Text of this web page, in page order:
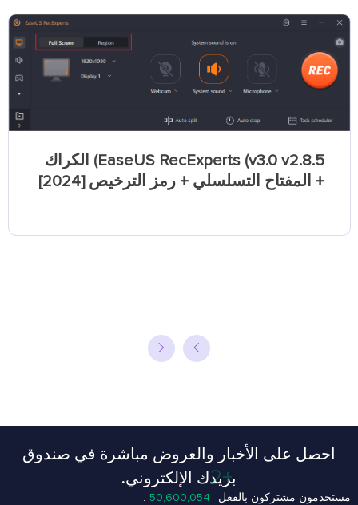
EaseUS RecExperts (v3.0 v2.8.5) الكراك
+ المفتاح التسلسلي + رمز الترخيص [2024]
احصل على الأخبار والعروض مباشرة في صندوق
بريدك الإلكتروني.
مستخدمون مشتركون بالفعل 50,600,056
. +2